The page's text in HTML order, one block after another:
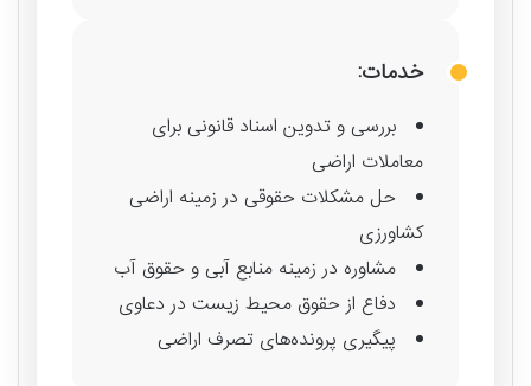
خدمات:
بررسی و تدوین اسناد قانونی برای
معاملات اراضی
حل مشکلات حقوقی در زمینه اراضی
کشاورزی
مشاوره در زمینه منابع آبی و حقوق آب
دفاع از حقوق محیط زیست در دعاوی
پیگیری پرونده‌های تصرف اراضی